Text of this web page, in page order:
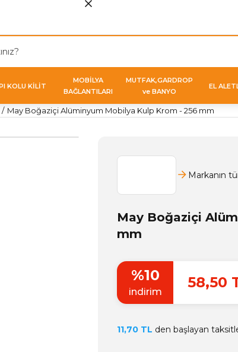
KOLU KİLİT
MOBİLYA
BAĞLANTILARI
MUTFAK,GARDROP
ve BANYO
EL
May Boğaziçi Alüminyum Mobilya Kulp Krom - 256 mm
Markanın
May Boğaziçi
mm
%10
indirim
58,50
11,70 TL den başlayan